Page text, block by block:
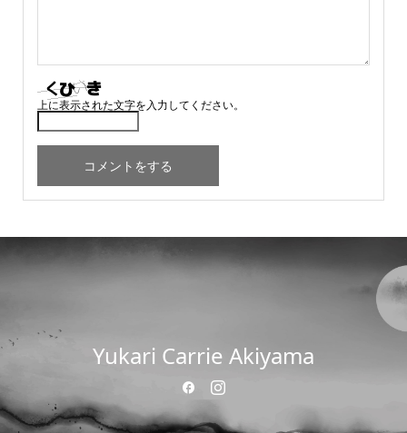
上に表示された文字を入力してください。
Yukari Carrie Akiyama